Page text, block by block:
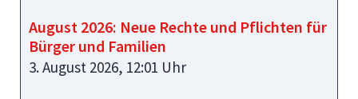
August 2026: Neue Rechte und Pflichten für
Bürger und Familien
3. August 2026, 12:01 Uhr